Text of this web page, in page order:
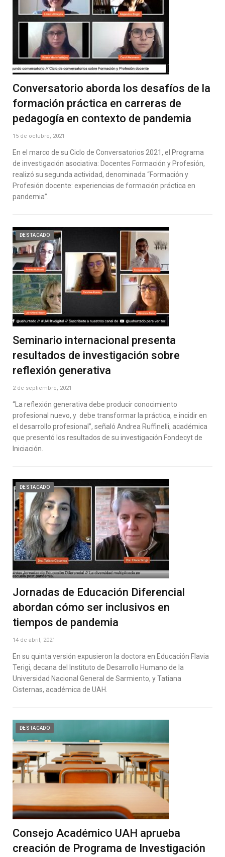
Conversatorio aborda los desafíos de la
formación práctica en carreras de
pedagogía en contexto de pandemia
15 de octubre, 2021
En el marco de su Ciclo de Conversatorios 2021, el Programa
de investigación asociativa: Docentes Formación y Profesión,
realizó su segunda actividad, denominada “Formación y
Profesión docente: experiencias de formación práctica en
pandemia”.
DESTACADO
Seminario internacional presenta
resultados de investigación sobre
reflexión generativa
2 de septiembre, 2021
“La reflexión generativa debe producir conocimiento
profesional nuevo, y debe transformar la práctica, e incidir en
el desarrollo profesional”, señaló Andrea Ruffinelli, académica
que presentó los resultados de su investigación Fondecyt de
Iniciación.
DESTACADO
Jornadas de Educación Diferencial
abordan cómo ser inclusivos en
tiempos de pandemia
14 de abril, 2021
En su quinta versión expusieron la doctora en Educación Flavia
Terigi, decana del Instituto de Desarrollo Humano de la
Universidad Nacional General de Sarmiento, y Tatiana
Cisternas, académica de UAH.
DESTACADO
Consejo Académico UAH aprueba
creación de Programa de Investigación